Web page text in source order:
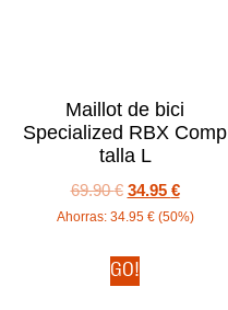
Maillot de bici
Specialized RBX Comp
talla L
69.90€ 34.95 €
Ahorras: 34.95 € (50%)
GO!